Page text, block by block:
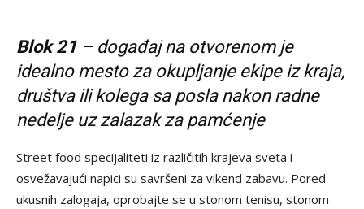
Blok 21 – događaj na otvorenom je
idealno mesto za okupljanje ekipe iz kraja,
društva ili kolega sa posla nakon radne
nedelje uz zalazak za pamćenje
Street food specijaliteti iz različitih krajeva sveta i
osvežavajući napici su savršeni za vikend zabavu. Pored
ukusnih zalogaja, oprobajte se u stonom tenisu, stonom